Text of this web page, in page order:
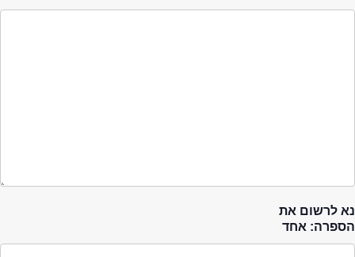
נא לרשום את
הספרה: אחד